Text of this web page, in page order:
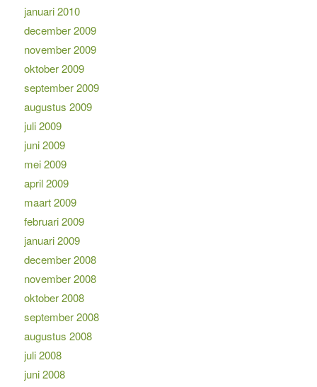
januari 2010
december 2009
november 2009
oktober 2009
september 2009
augustus 2009
juli 2009
juni 2009
mei 2009
april 2009
maart 2009
februari 2009
januari 2009
december 2008
november 2008
oktober 2008
september 2008
augustus 2008
juli 2008
juni 2008